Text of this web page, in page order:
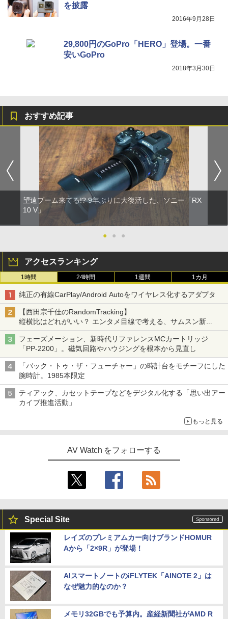
を披露
2016年9月28日
29,800円のGoPro「HERO」登場。一番
安いGoPro
2018年3月30日
おすすめ記事
望遠ブーム来てる!? 9年ぶりに大復活した、ソニー「RX
10 V」
● ● ●
アクセスランキング
1時間 24時間 1週間 1カ月
純正の有線CarPlay/Android Autoをワイヤレス化するアダプタ
【西田宗千佳のRandomTracking】
縦横比はどれがいい？ エンタメ目線で考える、サムスン新
「Galaxy Z Fold」
フェーズメーション、新時代リファレンスMCカートリッジ
「PP-2200」。磁気回路やハウジングを根本から見直し
「バック・トゥ・ザ・フューチャー」の時計台をモチーフにした
腕時計。1985本限定
ティアック、カセットテープなどをデジタル化する「思い出アー
カイブ推進活動」
もっと見る
AV Watch をフォローする
Special Site
レイズのプレミアムカー向けブランドHOMUR
Aから「2×9R」が登場！
AIスマートノートのiFLYTEK「AINOTE 2」は
なぜ魅力的なのか？
メモリ32GBでも予算内。産経新聞社がAMD R